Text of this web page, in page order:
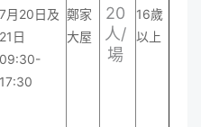
7月20日及
21日
09:30-
17:30
鄭家
大屋
20
人/
場
16歲
以上